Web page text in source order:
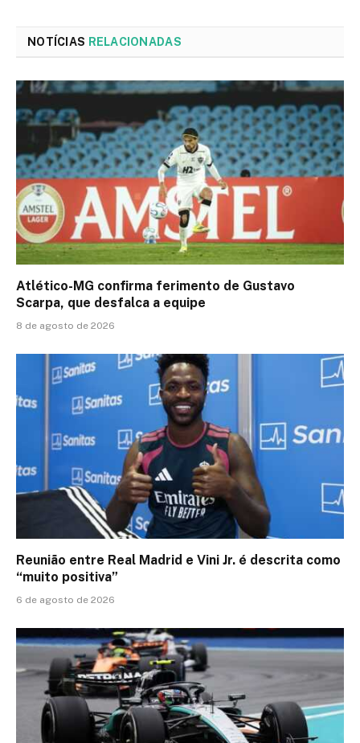
NOTÍCIAS RELACIONADAS
Atlético-MG confirma ferimento de Gustavo
Scarpa, que desfalca a equipe
8 de agosto de 2026
Reunião entre Real Madrid e Vini Jr. é descrita como
“muito positiva”
6 de agosto de 2026